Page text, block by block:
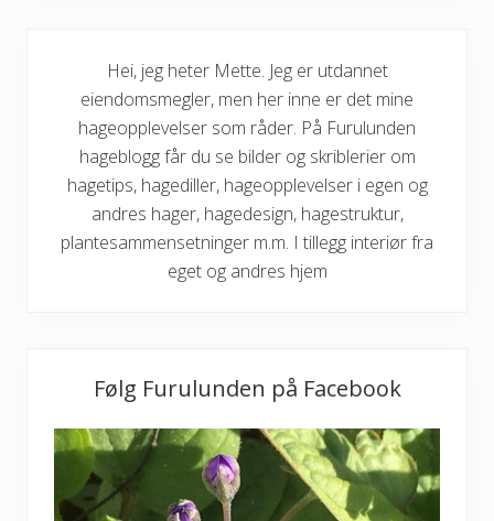
Hei, jeg heter Mette. Jeg er utdannet
eiendomsmegler, men her inne er det mine
hageopplevelser som råder. På Furulunden
hageblogg får du se bilder og skriblerier om
hagetips, hagediller, hageopplevelser i egen og
andres hager, hagedesign, hagestruktur,
plantesammensetninger m.m. I tillegg interiør fra
eget og andres hjem
Følg Furulunden på Facebook